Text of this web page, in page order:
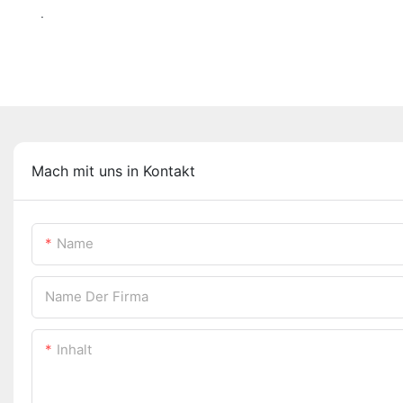
.
Mach mit uns in Kontakt
Name
Name Der Firma
Inhalt